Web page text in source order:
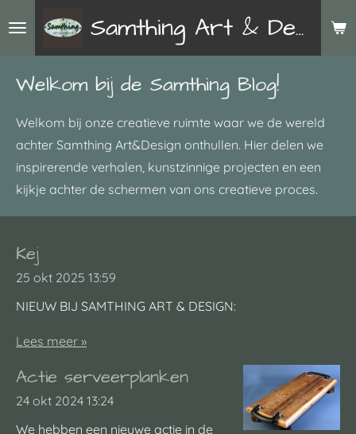
de
Samthing Art & Design
Welkom bij de Samthing Blog!
Welkom bij onze creatieve ruimte waar we de wereld
achter Samthing Art&Design onthullen. Hier delen we
inspirerende verhalen, kunstzinnige projecten en een
kijkje achter de schermen van ons creatieve proces.
Kej
25 okt 2025 13:59
NIEUW BIJ SAMTHING ART & DESIGN:
Lees meer »
Actie serveerplanken
24 okt 2024 13:24
We hebben een nieuwe actie in de